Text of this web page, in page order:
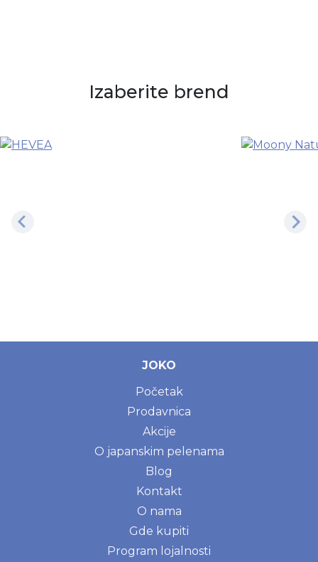
Izaberite brend
JOKO
Početak
Prodavnica
Akcije
O japanskim pelenama
Blog
Kontakt
O nama
Gde kupiti
Program lojalnosti